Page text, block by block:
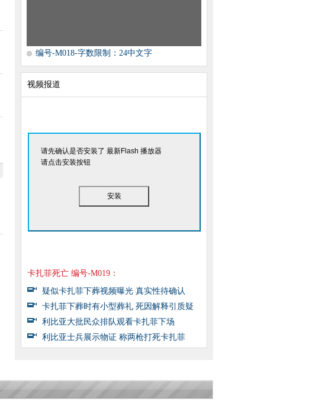
编号-M018-字数限制：24中文字
视频报道
请先确认是否安装了 最新Flash 播放器
请点击安装按钮
安装
卡扎菲死亡 编号-M019：
疑似卡扎菲下葬视频曝光 真实性待确认
卡扎菲下葬时有小型葬礼 死因解释引质疑
利比亚大批民众排队观看卡扎菲下场
利比亚士兵展示物证 称两枪打死卡扎菲